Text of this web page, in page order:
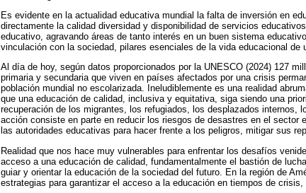
Es evidente en la actualidad educativa mundial la falta de inversión en
directamente la calidad diversidad y disponibilidad de servicios
educativo, agravando áreas de tanto interés en un buen sistema
vinculación con la sociedad, pilares esenciales de la vida educacional de
Al día de hoy, según datos proporcionados por la UNESCO (2024) 127
primaria y secundaria que viven en países afectados por una crisis
población mundial no escolarizada. Ineludiblemente es una realidad
que una educación de calidad, inclusiva y equitativa, siga siendo una
recuperación de los migrantes, los refugiados, los desplazados internos,
acción consiste en parte en reducir los riesgos de desastres en el sector
las autoridades educativas para hacer frente a los peligros, mitigar sus
Realidad que nos hace muy vulnerables para enfrentar los desafíos
acceso a una educación de calidad, fundamentalmente el bastión de
guiar y orientar la educación de la sociedad del futuro. En la región de
estrategias para garantizar el acceso a la educación en tiempos de crisis,